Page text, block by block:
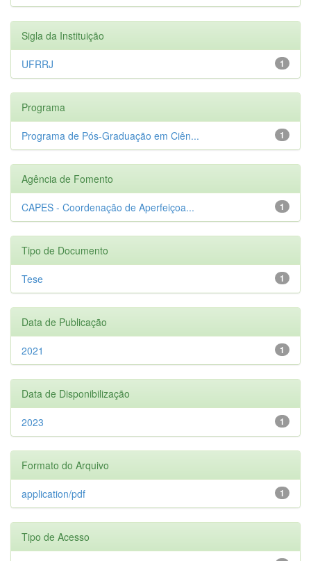
Sigla da Instituição
1
UFRRJ
Programa
1
Programa de Pós-Graduação em Ciên...
Agência de Fomento
1
CAPES - Coordenação de Aperfeiçoa...
Tipo de Documento
1
Tese
Data de Publicação
1
2021
Data de Disponibilização
1
2023
Formato do Arquivo
1
application/pdf
Tipo de Acesso